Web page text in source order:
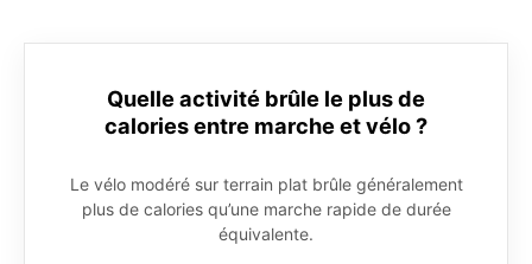
Quelle activité brûle le plus de
calories entre marche et vélo ?
Le vélo modéré sur terrain plat brûle généralement
plus de calories qu’une marche rapide de durée
équivalente.